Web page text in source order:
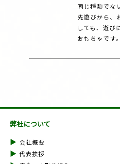
同じ種類でな
先遊びから、
しても、遊び
おもちゃです。
弊社について
会社概要
代表挨拶